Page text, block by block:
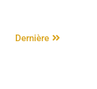
Dernière